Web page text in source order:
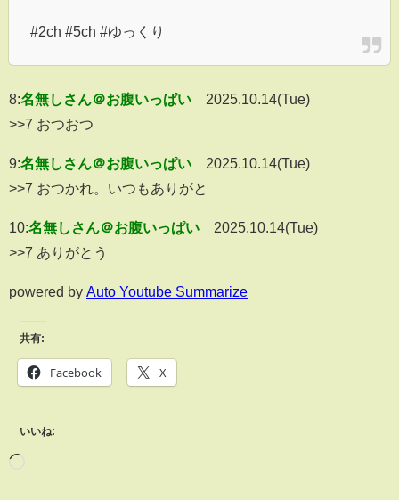
#2ch #5ch #ゆっくり
8:名無しさん＠お腹いっぱい
2025.10.14(Tue)
>>7 おつおつ
9:名無しさん＠お腹いっぱい
2025.10.14(Tue)
>>7 おつかれ。いつもありがと
10:名無しさん＠お腹いっぱい
2025.10.14(Tue)
>>7 ありがとう
powered by Auto Youtube Summarize
共有:
Facebook X
いいね: